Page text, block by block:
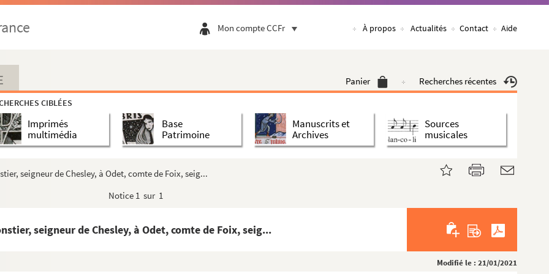
Mon compte CCFr À propos Actualités Contact Aide
Panier Recherches récentes
CIBLÉES
Imprimés
multimédia
Base
Patrimoine
Manuscrits et
Archives
Sources
musicales
seigneur de Chesley, à Odet, comte de Foix, seig...
Notice 1 sur 1
seigneur de Chesley, à Odet, comte de Foix, seig...
Modifié le : 21/01/2021
en 1848-1849, recueillis par MM. Alboize de ...
Théophile Boutiot
de sonHistoire de Troyes
le jury de l'École centrale du département de l...
pièces de vers et de prose qui m'ont p...
de La Rivière-de-Corps en châtelleni...